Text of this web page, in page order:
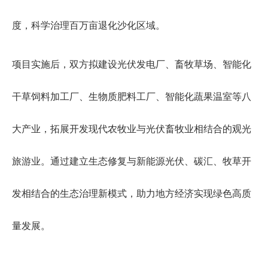
度，科学治理百万亩退化沙化区域。
项目实施后，双方拟建设光伏发电厂、畜牧草场、智能化
干草饲料加工厂、生物质肥料工厂、智能化蔬果温室等八
大产业，拓展开发现代农牧业与光伏畜牧业相结合的观光
旅游业。通过建立生态修复与新能源光伏、碳汇、牧草开
发相结合的生态治理新模式，助力地方经济实现绿色高质
量发展。